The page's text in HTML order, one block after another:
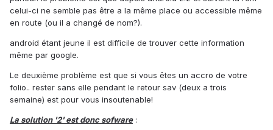
celui-ci ne semble pas être a la même place ou accessible même
en route (ou il a changé de nom?).
android étant jeune il est difficile de trouver cette information
même par google.
Le deuxième problème est que si vous êtes un accro de votre
folio.. rester sans elle pendant le retour sav (deux a trois
semaine) est pour vous insoutenable!
La solution '2' est donc sofware: